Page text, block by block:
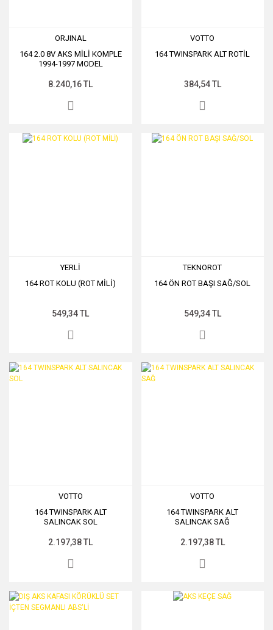
ORJINAL
164 2.0 8V AKS MİLİ KOMPLE
1994-1997 MODEL
8.240,16 TL
VOTTO
164 TWINSPARK ALT ROTİL
384,54 TL
YERLİ
164 ROT KOLU (ROT MİLİ)
549,34 TL
TEKNOROT
164 ÖN ROT BAŞI SAĞ/SOL
549,34 TL
VOTTO
164 TWINSPARK ALT
SALINCAK SOL
2.197,38 TL
VOTTO
164 TWINSPARK ALT
SALINCAK SAĞ
2.197,38 TL